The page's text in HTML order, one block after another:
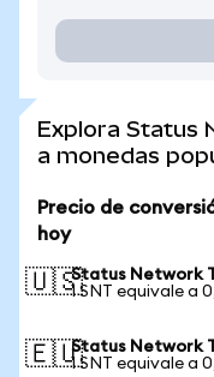
Explora Status
a monedas
Precio de
hoy
🇺🇸Status Network
1 SNT equivale a
🇪🇺Status Network
1 SNT equivale a